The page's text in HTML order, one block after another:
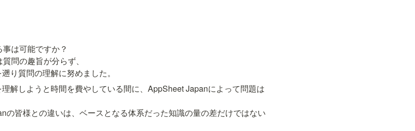
は可能ですか？
問の趣旨が分らず、
り質問の理解に努めました。
解しようと時間を費やしている間に、AppSheet Japanによって問題は
の皆様との違いは、ベースとなる体系だった知識の量の差だけではない